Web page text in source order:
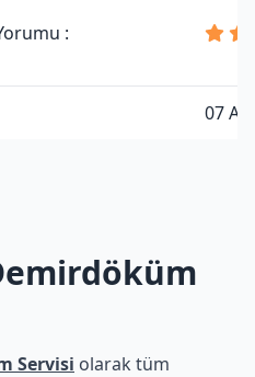
:
07
Servisi olarak tüm